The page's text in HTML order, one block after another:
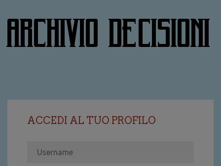
ARCHIVIO DECISIONI
ACCEDI AL TUO PROFILO